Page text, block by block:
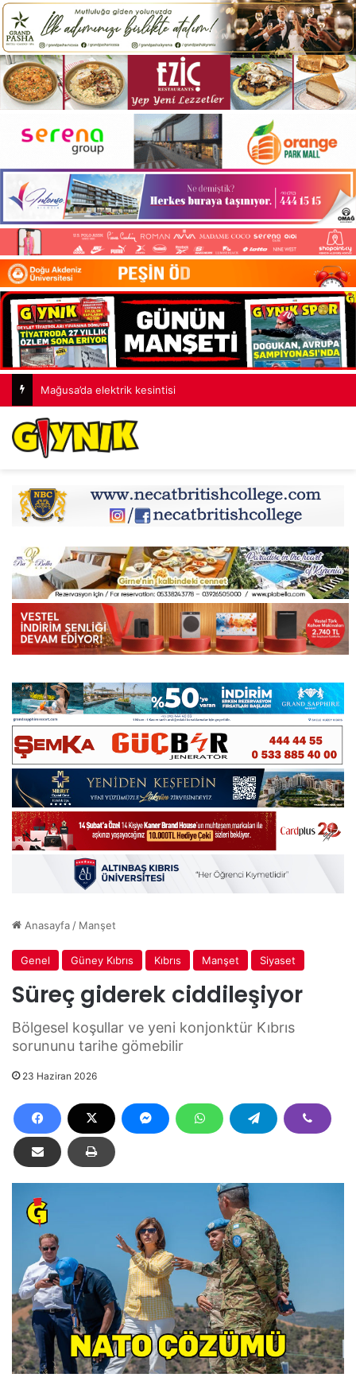
Mağusa’da elektrik kesintisi
Anasayfa / Manşet
Genel Güney Kıbrıs Kıbrıs Manşet Siyaset
Süreç giderek ciddileşiyor
Bölgesel koşullar ve yeni konjonktür Kıbrıs
sorununu tarihe gömebilir
23 Haziran 2026